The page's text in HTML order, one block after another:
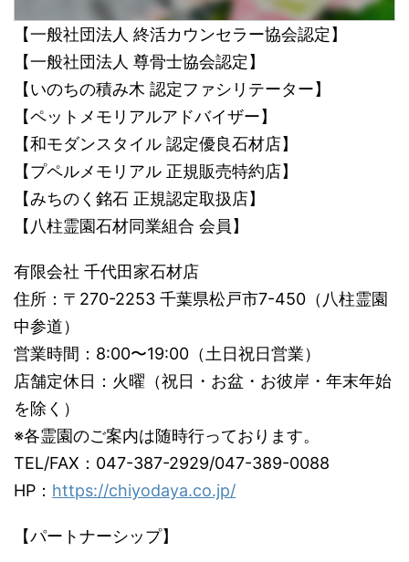
【一般社団法人 終活カウンセラー協会認定】
【一般社団法人 尊骨士協会認定】
【いのちの積み木 認定ファシリテーター】
【ペットメモリアルアドバイザー】
【和モダンスタイル 認定優良石材店】
【プペルメモリアル 正規販売特約店】
【みちのく銘石 正規認定取扱店】
【八柱霊園石材同業組合 会員】
有限会社 千代田家石材店
住所：〒270-2253 千葉県松戸市7-450（八柱霊園
中参道）
営業時間：8:00〜19:00（土日祝日営業）
店舗定休日：火曜（祝日・お盆・お彼岸・年末年始
を除く）
※各霊園のご案内は随時行っております。
TEL/FAX：047-387-2929/047-389-0088
HP： https://chiyodaya.co.jp/
【パートナーシップ】